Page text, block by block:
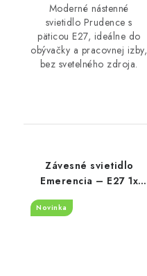
Moderné nástenné
svietidlo Prudence s
päticou E27, ideálne do
obývačky a pracovnej izby,
bez svetelného zdroja.
Závesné svietidlo
Emerencia – E27 1x
Novinka